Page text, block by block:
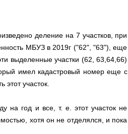
деление на 7 участков, при
МБУЗ в 2019г ("62", "63"), еще
выделенные участки (62, 63,64,66)
имел кадастровый номер еще с
этот участок.
на год и все, т. е. этот участок не
хотя он не отделялся, и пока